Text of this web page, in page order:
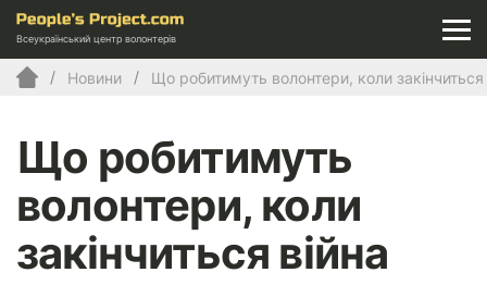
Всеукраїнський центр волонтерів
Новини Що робитимуть волонтери, коли закінчиться
Що робитимуть
волонтери, коли
закінчиться війна